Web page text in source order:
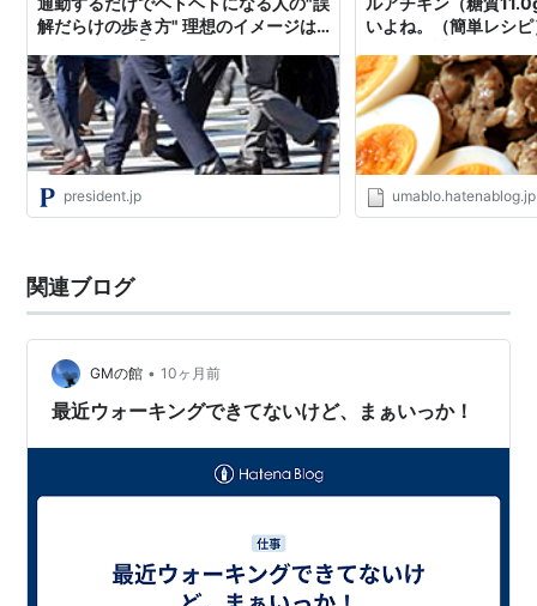
解だらけの歩き方" 理想のイメージは
president.jp
いよね。（簡単レシ
umablo.hatenablog.jp
関連ブログ
GMの館 • 10ヶ月前
最近ウォーキングできてないけど、まぁいっか！